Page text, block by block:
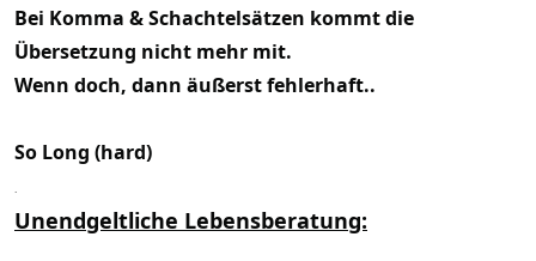
Bei Komma & Schachtelsätzen kommt die
Übersetzung nicht mehr mit.
Wenn doch, dann äußerst fehlerhaft..
So Long (hard)
.
Unendgeltliche Lebensberatung: